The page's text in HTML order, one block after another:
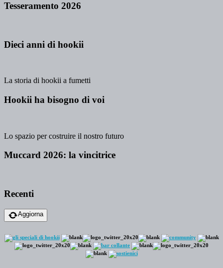
Tesseramento 2026
Dieci anni di hookii
La storia di hookii a fumetti
Hookii ha bisogno di voi
Lo spazio per costruire il nostro futuro
Muccard 2026: la vincitrice
Recenti
Aggiorna